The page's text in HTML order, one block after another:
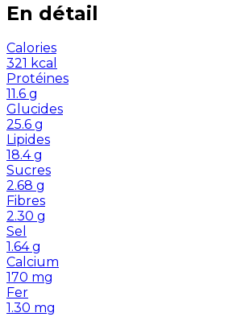
En détail
Calories
321 kcal
Protéines
11.6 g
Glucides
25.6 g
Lipides
18.4 g
Sucres
2.68 g
Fibres
2.30 g
Sel
1.64 g
Calcium
170 mg
Fer
1.30 mg